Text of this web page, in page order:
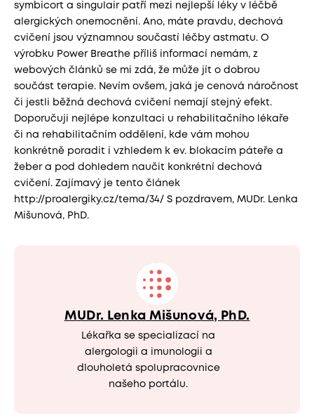
symbicort a singulair patří mezi nejlepší léky v léčbě
alergických onemocnění. Ano, máte pravdu, dechová
cvičení jsou významnou součastí léčby astmatu. O
výrobku Power Breathe příliš informací nemám, z
webových článků se mi zdá, že může jít o dobrou
součást terapie. Nevím ovšem, jaká je cenová náročnost
či jestli běžná dechová cvičení nemají stejný efekt.
Doporučuji nejlépe konzultaci u rehabilitačního lékaře
či na rehabilitačním oddělení, kde vám mohou
konkrétně poradit i vzhledem k ev. blokacím páteře a
žeber a pod dohledem naučit konkrétní dechová
cvičení. Zajímavý je tento článek
http://proalergiky.cz/tema/34/ S pozdravem, MUDr. Lenka
Mišunová, PhD.
MUDr. Lenka Mišunová, PhD.
Lékařka se specializací na
alergologii a imunologii a
dlouholetá spolupracovnice
našeho portálu.